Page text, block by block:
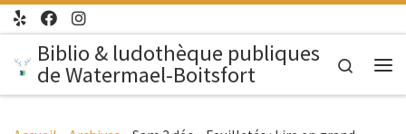
Passer au contenu
Biblio & ludothèque publiques
de Watermael-Boitsfort
Search